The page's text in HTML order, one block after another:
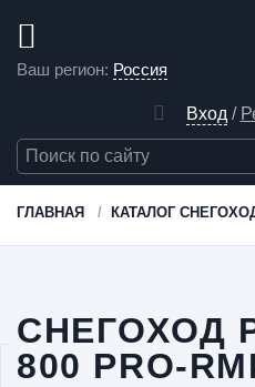
Ваш регион: Россия
Вход /
ГЛАВНАЯ КАТАЛОГ
СНЕГОХОД
800 PRO-